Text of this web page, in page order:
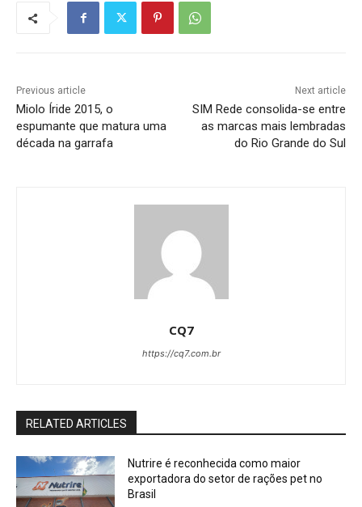
Previous article
Miolo Íride 2015, o
espumante que matura uma
década na garrafa
Next article
SIM Rede consolida-se entre
as marcas mais lembradas
do Rio Grande do Sul
CQ7
https://cq7.com.br
RELATED ARTICLES
Nutrire é reconhecida como maior
exportadora do setor de rações pet no
Brasil